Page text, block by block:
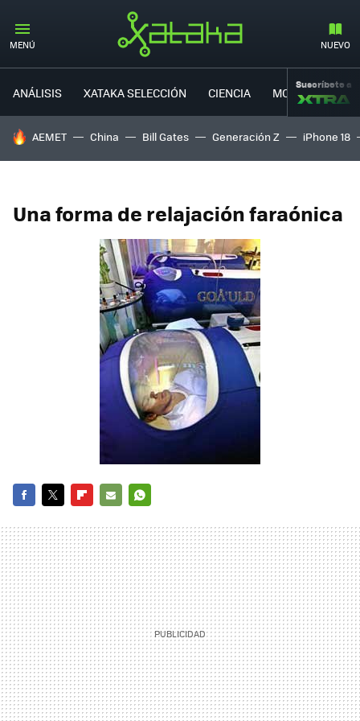
MENÚ NUEVO
ANÁLISIS XATAKA SELECCIÓN CIENCIA MOVILIDAD
Suscríbete a
HOY SE HABLA DE
AEMET China Bill Gates Generación Z iPhone 18
Una forma de relajación faraónica
MAIL